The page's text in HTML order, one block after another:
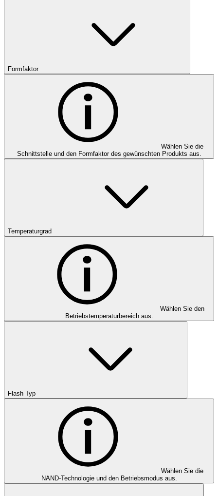
Formfaktor
Wählen Sie die
Schnittstelle und den Formfaktor des gewünschten Produkts aus.
Temperaturgrad
Wählen Sie den
Betriebstemperaturbereich aus.
Flash Typ
Wählen Sie die
NAND-Technologie und den Betriebsmodus aus.